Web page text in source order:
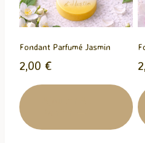
Fondant Parfumé Jasmin
2,00 €